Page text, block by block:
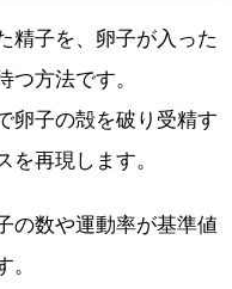
精子を、卵子が入った
つ方法です。
卵子の殻を破り受精す
を再現します。
の数や運動率が基準値
。